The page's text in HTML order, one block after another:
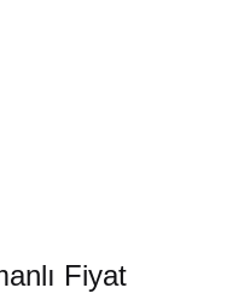
Fiyat